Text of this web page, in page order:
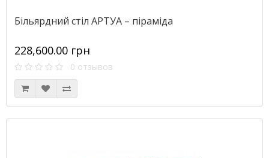
Більярдний стіл АРТУА – піраміда
228,600.00 грн
0 отзывов